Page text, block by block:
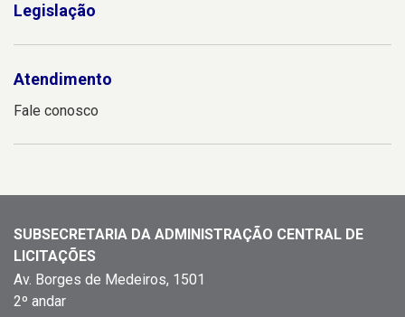
Legislação
Atendimento
Fale conosco
SUBSECRETARIA DA ADMINISTRAÇÃO CENTRAL DE
LICITAÇÕES
Av. Borges de Medeiros, 1501
2º andar